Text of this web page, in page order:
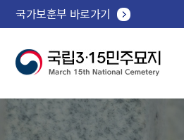
국가보훈부 바로가기